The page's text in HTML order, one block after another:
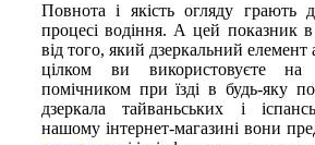
Повнота і якість огляду грають
процесі водіння. А цей показник
від того, який дзеркальний елемент
цілком ви використовуєте на
помічником при їзді в будь-яку
дзеркала тайваньських і
нашому інтернет-магазині вони